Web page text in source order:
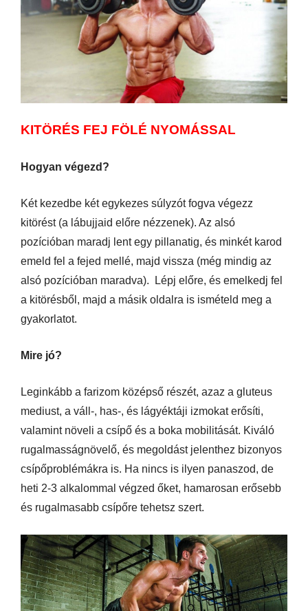
KITÖRÉS FEJ FÖLÉ NYOMÁSSAL
Hogyan végezd?
Két kezedbe két egykezes súlyzót fogva végezz
kitörést (a lábujjaid előre nézzenek). Az alsó
pozícióban maradj lent egy pillanatig, és minkét karod
emeld fel a fejed mellé, majd vissza (még mindig az
alsó pozícióban maradva). Lépj előre, és emelkedj fel
a kitörésből, majd a másik oldalra is ismételd meg a
gyakorlatot.
Mire jó?
Leginkább a farizom középső részét, azaz a gluteus
mediust, a váll-, has-, és lágyéktáji izmokat erősíti,
valamint növeli a csípő és a boka mobilitását. Kiváló
rugalmasságnövelő, és megoldást jelenthez bizonyos
csípőproblémákra is. Ha nincs is ilyen panaszod, de
heti 2-3 alkalommal végzed őket, hamarosan erősebb
és rugalmasabb csípőre tehetsz szert.